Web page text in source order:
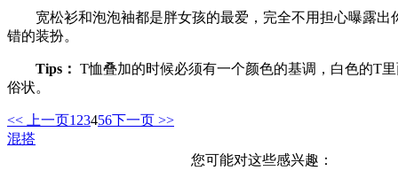
宽松衫和泡泡袖都是胖女孩的最爱，完全不用担心曝露出
错的装扮。
Tips： T恤叠加的时候必须有一个颜色的基调，白色的T
俗状。
<< 上一页1 23456下一页 >>
混搭
您可能对这些感兴趣：